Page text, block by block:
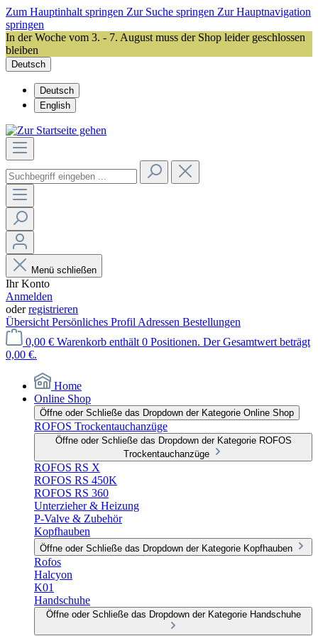
Zum Hauptinhalt springen Zur Suche springen Zur Hauptnavigation
springen
In der Woche vom 3. - 7. August muss der Shop leider geschlossen
bleiben
Deutsch
Deutsch
English
Menü schließen
Ihr Konto
Anmelden
oderregistrieren
Übersicht Persönliches Profil Adressen Bestellungen
0,00 € Warenkorb enthält 0 Positionen. Der Gesamtwert beträgt
0,00 €.
Home
Online Shop
Öffne oder Schließe das Dropdown der Kategorie Online Shop
ROFOS Trockentauchanzüge
Öffne oder Schließe das Dropdown der Kategorie ROFOS
Trockentauchanzüge
ROFOS RS X
ROFOS RS 450K
ROFOS RS 360
Unterzieher & Heizung
P-Valve & Zubehör
Kopfhauben
Öffne oder Schließe das Dropdown der Kategorie Kopfhauben
Rofos
Halcyon
K01
Handschuhe
Öffne oder Schließe das Dropdown der Kategorie Handschuhe